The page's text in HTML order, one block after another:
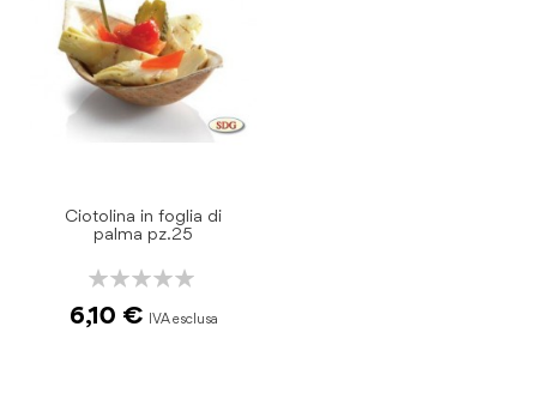
Ciotolina in foglia di
palma pz.25
Rating:
6,10 €